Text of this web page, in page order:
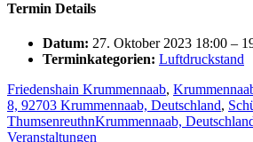
Termin Details
Datum: 27. Oktober 2023 18:00 –
Terminkategorien: Luftdruckstand
Friedenshain Krummennaab,
8, 92703 Krummennaab, Deutschland,
ThumsenreuthnKrummennaab,
Veranstaltungen